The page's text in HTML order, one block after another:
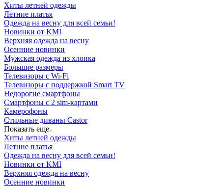
Хиты летней одежды
Летние платья
Одежда на весну для всей семьи!
Новинки от KMI
Верхняя одежда на весну
Осенние новинки
Мужская одежда из хлопка
Большие размеры
Телевизоры с Wi-Fi
Телевизоры с поддержкой Smart TV
Недорогие смартфоны
Смартфоны с 2 sim-картами
Камерофоны
Стильные диваны Castor
Показать еще
Хиты летней одежды
Летние платья
Одежда на весну для всей семьи!
Новинки от KMI
Верхняя одежда на весну
Осенние новинки